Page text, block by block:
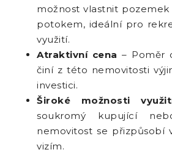
možnost vlastnit pozemek
potokem, ideální pro
využití.
Atraktivní cena – Poměr
činí z této nemovitosti
investici.
Široké možnosti
soukromý kupující
nemovitost se přizpůsobí
vizím.